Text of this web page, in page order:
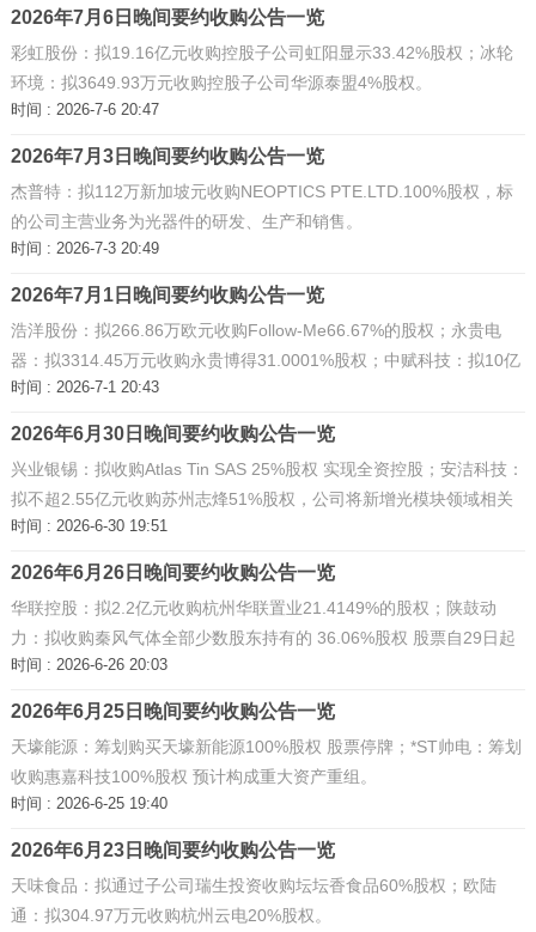
2026年7月6日晚间要约收购公告一览
彩虹股份：拟19.16亿元收购控股子公司虹阳显示33.42%股权；冰轮
环境：拟3649.93万元收购控股子公司华源泰盟4%股权。
时间 : 2026-7-6 20:47
2026年7月3日晚间要约收购公告一览
杰普特：拟112万新加坡元收购NEOPTICS PTE.LTD.100%股权，标
的公司主营业务为光器件的研发、生产和销售。
时间 : 2026-7-3 20:49
2026年7月1日晚间要约收购公告一览
浩洋股份：拟266.86万欧元收购Follow-Me66.67%的股权；永贵电
器：拟3314.45万元收购永贵博得31.0001%股权；中赋科技：拟10亿
元收购军科正源及其整合CRO资产的控制权。 ...
时间 : 2026-7-1 20:43
2026年6月30日晚间要约收购公告一览
兴业银锡：拟收购Atlas Tin SAS 25%股权 实现全资控股；安洁科技：
拟不超2.55亿元收购苏州志烽51%股权，公司将新增光模块领域相关
业务和客户；恒尚节能：拟购买金胜电子100%股权 切入存储领域。
时间 : 2026-6-30 19:51
2026年6月26日晚间要约收购公告一览
华联控股：拟2.2亿元收购杭州华联置业21.4149%的股权；陕鼓动
力：拟收购秦风气体全部少数股东持有的 36.06%股权 股票自29日起
停牌；传化智联：拟收购传化精化7.57%股权 实现全资控股；万邦医
药：拟收购赛德盛75.52% ...
时间 : 2026-6-26 20:03
2026年6月25日晚间要约收购公告一览
天壕能源：筹划购买天壕新能源100%股权 股票停牌；*ST帅电：筹划
收购惠嘉科技100%股权 预计构成重大资产重组。
时间 : 2026-6-25 19:40
2026年6月23日晚间要约收购公告一览
天味食品：拟通过子公司瑞生投资收购坛坛香食品60%股权；欧陆
通：拟304.97万元收购杭州云电20%股权。